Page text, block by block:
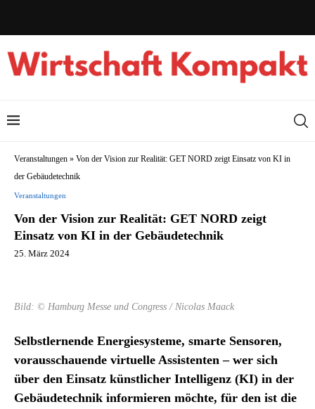
Veranstaltungen » Von der Vision zur Realität: GET NORD zeigt Einsatz von KI in
der Gebäudetechnik
Veranstaltungen
Von der Vision zur Realität: GET NORD zeigt
Einsatz von KI in der Gebäudetechnik
25. März 2024
Bild: © Hamburg Messe und Congress / Nicolas Maack
Selbstlernende Energiesysteme, smarte Sensoren,
vorausschauende virtuelle Assistenten – wer sich
über den Einsatz künstlicher Intelligenz (KI) in der
Gebäudetechnik informieren möchte, für den ist die